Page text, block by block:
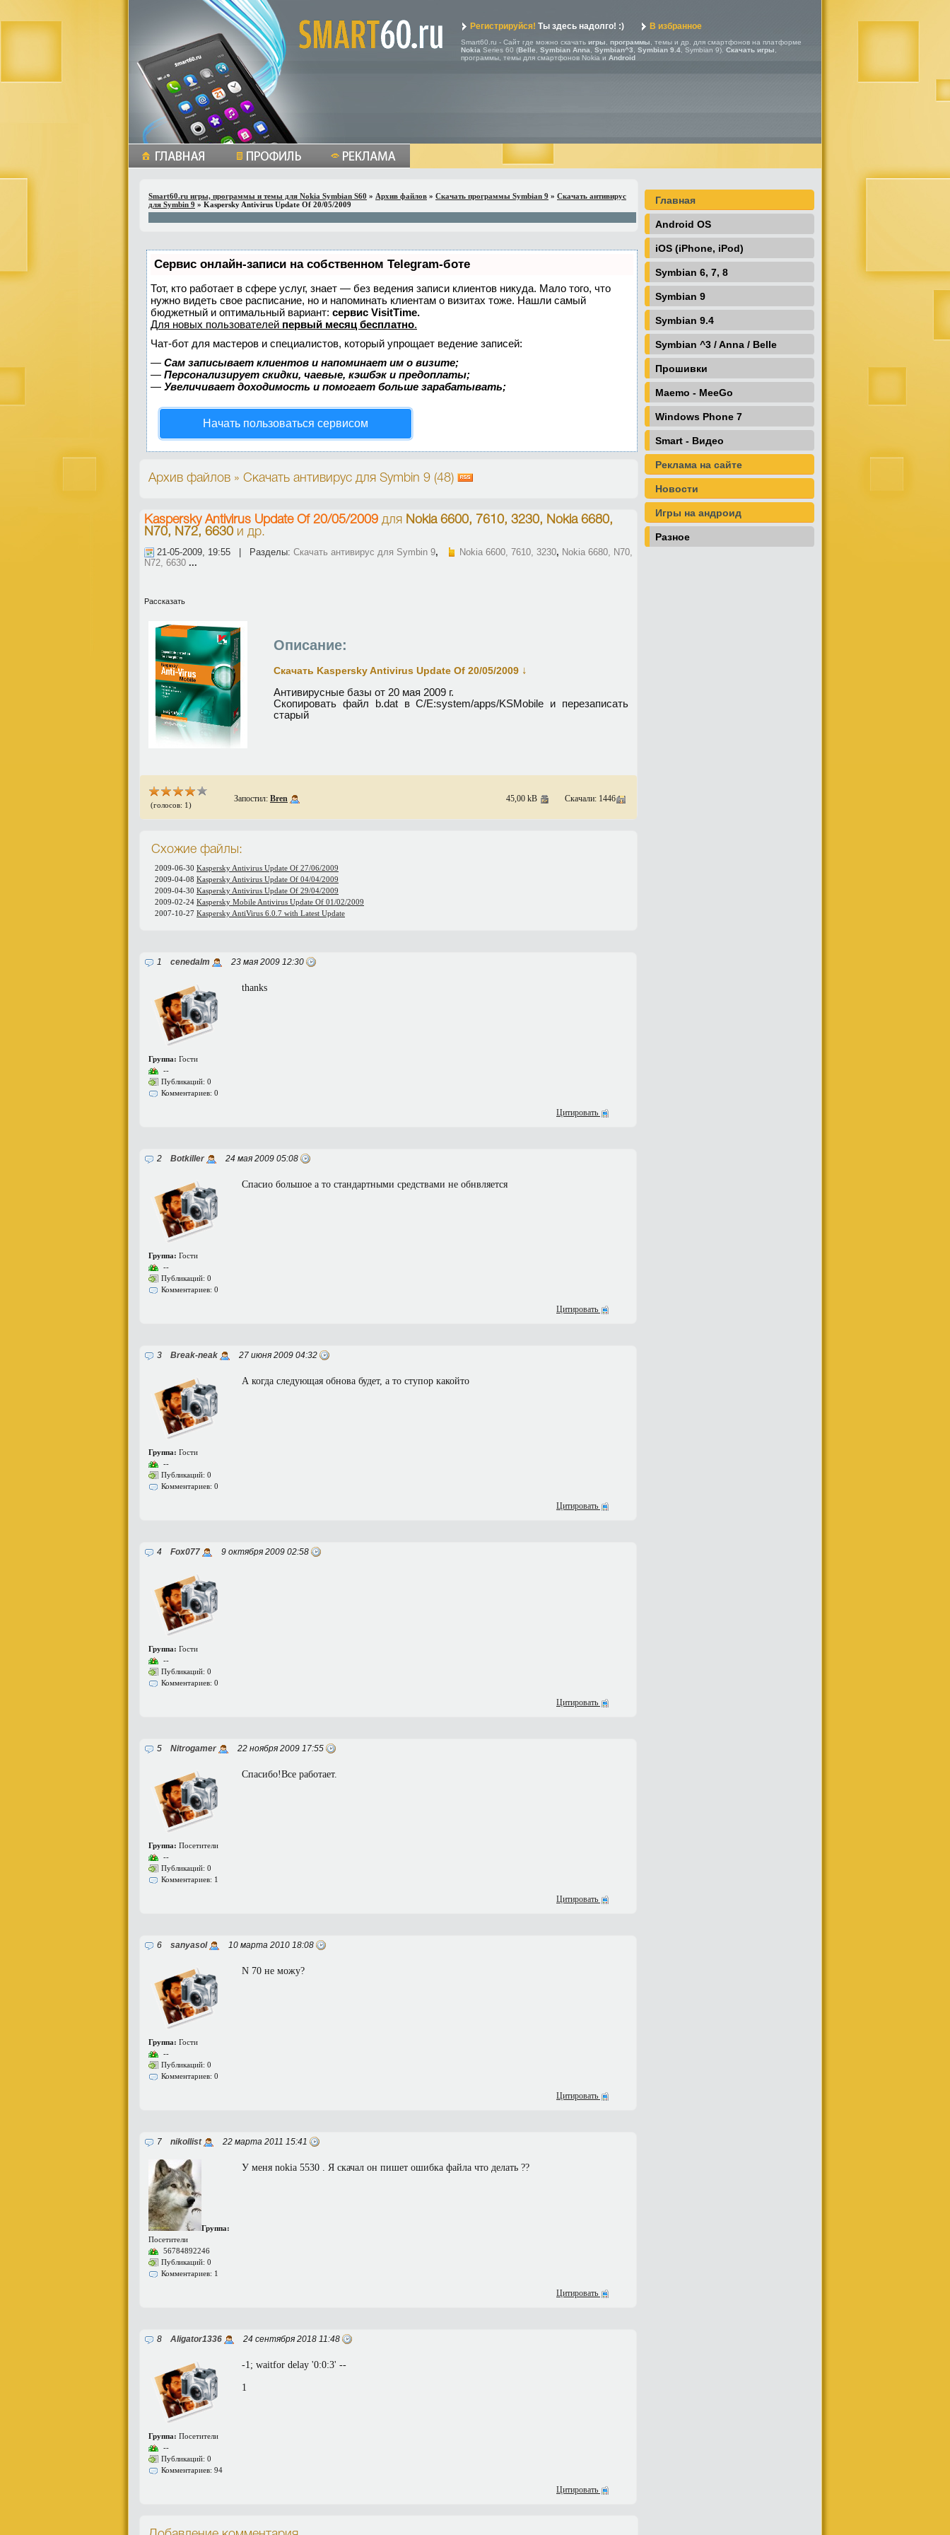
Регистрируйся! Ты здесь надолго! :) В избранное
Smart60.ru - Сайт где можно скачать игры программы , темы и др. для смартфонов на платформе
Nokia Series 60 (Belle Symbian Anna Symbian^3 Symbian 9.4 , Symbian 9). Скачать игры
программы, темы для смартфонов Nokia и Android
Smart60.ru игры, программы и темы для Nokia Symbian S60 » Архив файлов » Скачать программы Symbian 9 » Скачать антивирус
для Symbin 9 » Kaspersky Antivirus Update Of 20/05/2009
Сервис онлайн-записи на собственном Telegram-боте
Тот, кто работает в сфере услуг, знает — без ведения записи клиентов никуда. Мало того, что
нужно видеть свое расписание, но и напоминать клиентам о визитах тоже. Нашли самый
бюджетный и оптимальный вариант: сервис VisitTime.
Для новых пользователей первый месяц бесплатно.
Чат-бот для мастеров и специалистов, который упрощает ведение записей:
— Сам записывает клиентов и напоминает им о визите;
— Персонализирует скидки, чаевые, кэшбэк и предоплаты;
— Увеличивает доходимость и помогает больше зарабатывать;
Начать пользоваться сервисом
Архив файлов » Скачать антивирус для Symbin 9 (48)
Kaspersky Antivirus Update Of 20/05/2009 для Nokia 6600, 7610, 3230, Nokia 6680,
N70, N72, 6630и др.
21-05-2009, 19:55 | Разделы: Скачать антивирус для Symbin 9, Nokia 6600, 7610, 3230, Nokia 6680, N70,
N72, 6630 ...
Рассказать
Описание:
Скачать Kaspersky Antivirus Update Of 20/05/2009 ↓
Антивирусные базы от 20 мая 2009 г.
Скопировать файл b.dat в C/E:system/apps/KSMobile и перезаписать
старый
(голосов: 1)
Запостил: Bren 45,00 kB Скачали: 1446
Схожие файлы:
2009-06-30 Kaspersky Antivirus Update Of 27/06/2009
2009-04-08 Kaspersky Antivirus Update Of 04/04/2009
2009-04-30 Kaspersky Antivirus Update Of 29/04/2009
2009-02-24 Kaspersky Mobile Antivirus Update Of 01/02/2009
2007-10-27 Kaspersky AntiVirus 6.0.7 with Latest Update
1 cenedalm 23 мая 2009 12:30
Группа: Гости
--
Публикаций: 0
Комментариев: 0
thanks
Цитировать
2 Botkiller 24 мая 2009 05:08
Группа: Гости
--
Публикаций: 0
Комментариев: 0
Спасио большое а то стандартными средствами не обнвляется
Цитировать
3 Break-neak 27 июня 2009 04:32
Группа: Гости
--
Публикаций: 0
Комментариев: 0
А когда следующая обнова будет, а то ступор какойто
Цитировать
4 Fox077 9 октября 2009 02:58
Группа: Гости
--
Публикаций: 0
Комментариев: 0
Цитировать
5 Nitrogamer 22 ноября 2009 17:55
Группа: Посетители
--
Публикаций: 0
Комментариев: 1
Спасибо!Все работает.
Цитировать
6 sanyasol 10 марта 2010 18:08
Группа: Гости
--
Публикаций: 0
Комментариев: 0
N 70 не можу?
Цитировать
7 nikollist 22 марта 2011 15:41
Группа:
Посетители
56784892246
Публикаций: 0
Комментариев: 1
У меня nokia 5530 . Я скачал он пишет ошибка файла что делать ??
Цитировать
8 Aligator1336 24 сентября 2018 11:48
Группа: Посетители
--
Публикаций: 0
Комментариев: 94
-1; waitfor delay '0:0:3' --
1
Цитировать
Главная
Android OS
iOS (iPhone, iPod)
Symbian 6, 7, 8
Symbian 9
Symbian 9.4
Symbian ^3 / Anna / Belle
Прошивки
Maemo - MeeGo
Windows Phone 7
Smart - Видео
Реклама на сайте
Новости
Игры на андроид
Разное